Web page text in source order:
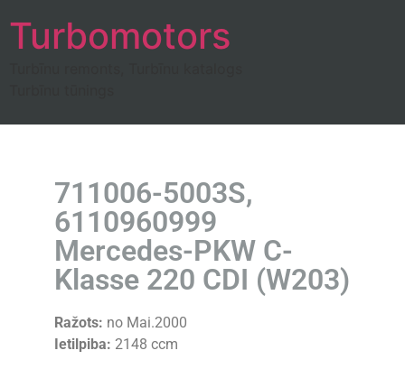
Turbomotors
711006-5003S,
6110960999
Mercedes-PKW C-
Klasse 220 CDI (W203)
Ražots: no Mai.2000
Ietilpiba: 2148 ccm